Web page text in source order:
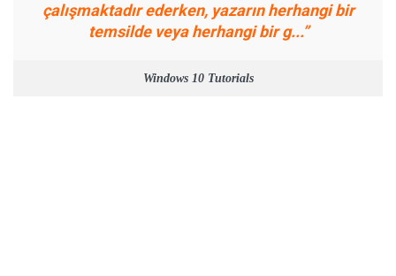
çalışmaktadır ederken, yazarın herhangi bir
temsilde veya herhangi bir g...”
Windows 10 Tutorials